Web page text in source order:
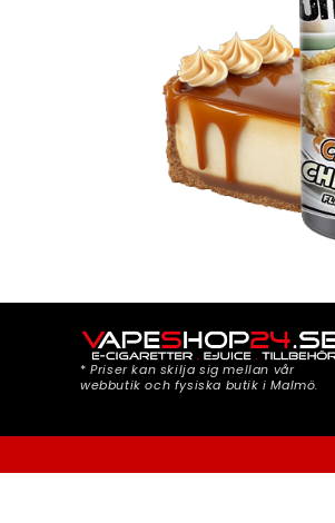
*Priser kan skilja sig mellan vår
webbutik och fysiska butik i Malmö.